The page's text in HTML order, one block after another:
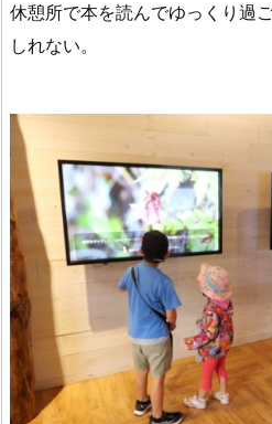
休憩所で本を読んでゆっくり過
しれない。